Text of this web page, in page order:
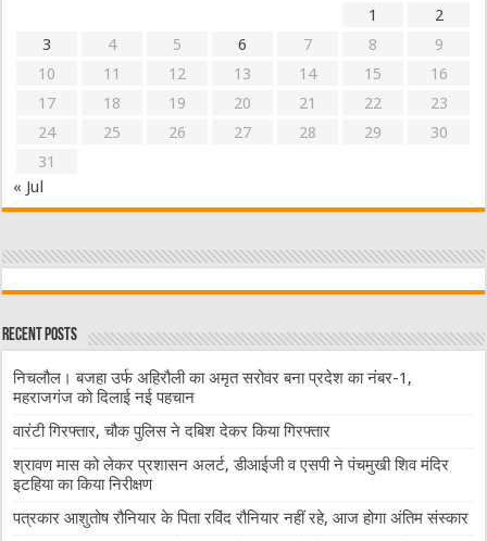
1
2
3
4 5 6 7 8
9
10
11 12 13 14 15
16
17
18 19 20 21 22
23
24
25 26 27 28 29
30
31
« Jul
Recent Posts
निचलौल। बजहा उर्फ अहिरौली का अमृत सरोवर बना प्रदेश का नंबर-1,
महराजगंज को दिलाई नई पहचान
वारंटी गिरफ्तार, चौक पुलिस ने दबिश देकर किया गिरफ्तार
श्रावण मास को लेकर प्रशासन अलर्ट, डीआईजी व एसपी ने पंचमुखी शिव मंदिर
इटहिया का किया निरीक्षण
पत्रकार आशुतोष रौनियार के पिता रविंद रौनियार नहीं रहे, आज होगा अंतिम संस्कार